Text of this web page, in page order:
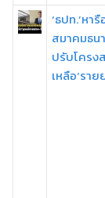
‘ธปท.’หา
สมาคมธน
ปรับโครง
เหลือ‘รา